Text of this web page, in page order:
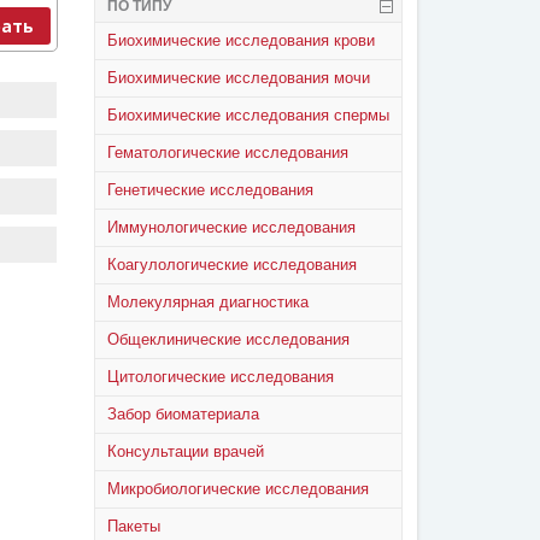
ПО ТИПУ
Биохимические исследования крови
Биохимические исследования мочи
Биохимические исследования спермы
Гематологические исследования
Генетические исследования
Иммунологические исследования
Коагулологические исследования
Молекулярная диагностика
Общеклинические исследования
Цитологические исследования
Забор биоматериала
Консультации врачей
Микробиологические исследования
Пакеты